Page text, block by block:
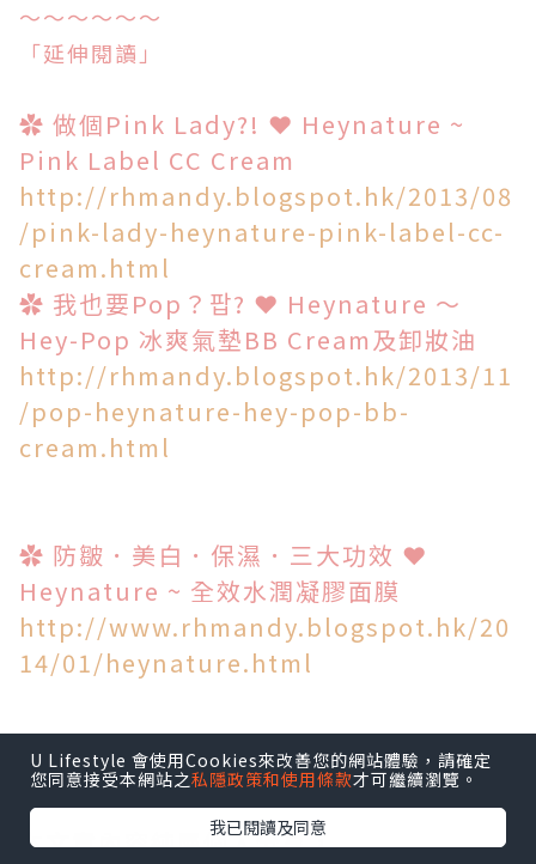
～～～～～～
「延伸閱讀」
✿ 做個Pink Lady?! ❤ Heynature ~
Pink Label CC Cream
http://rhmandy.blogspot.hk/2013/08
/pink-lady-heynature-pink-label-cc-
cream.html
✿ 我也要Pop？팝? ❤ Heynature ～
Hey-Pop 冰爽氣墊BB Cream及卸妝油
http://rhmandy.blogspot.hk/2013/11
/pop-heynature-hey-pop-bb-
cream.html
✿ 防皺．美白．保濕．三大功效 ❤
Heynature ~ 全效水潤凝膠面膜
http://www.rhmandy.blogspot.hk/20
14/01/heynature.html
❤❤❤❤❤
本文章內容純屬個人分享，
U Lifestyle 會使用Cookies來改善您的網站體驗，請確定
您同意接受本網站之私隱政策和使用條款才可繼續瀏覽。
我已閱讀及同意